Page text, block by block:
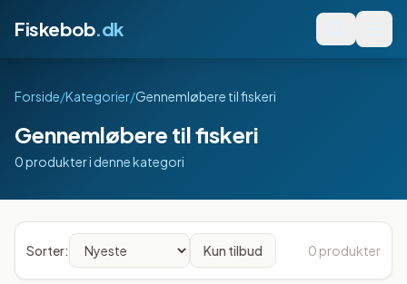
Fiskebob.dk
Forside/Kategorier/Gennemløbere til fiskeri
Gennemløbere til fiskeri
0produkteri denne kategori
Produkter
Sorter: Kun tilbud 0 produkter